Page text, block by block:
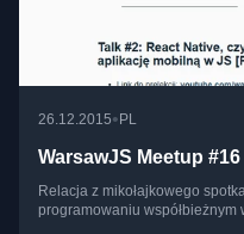
26.12.2015• PL
WarsawJS Meetup #16
Relacja z mikołajkowego
programowaniu współbieżnym